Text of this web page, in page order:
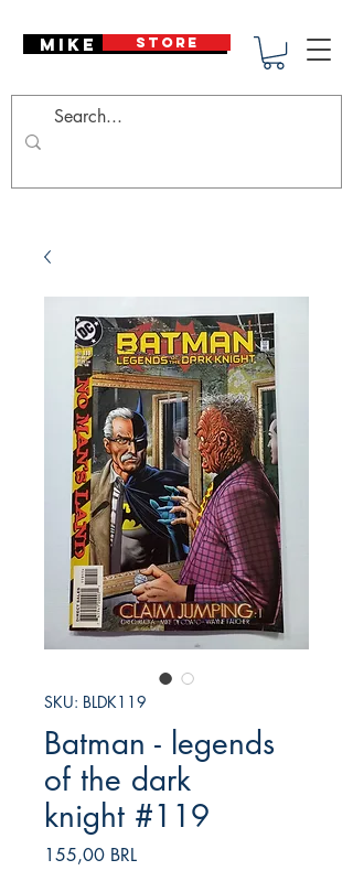
Mike Deodato
STORE
SKU: BLDK119
Batman - legends
of the dark
knight #119
155,00 BRLPrezzo